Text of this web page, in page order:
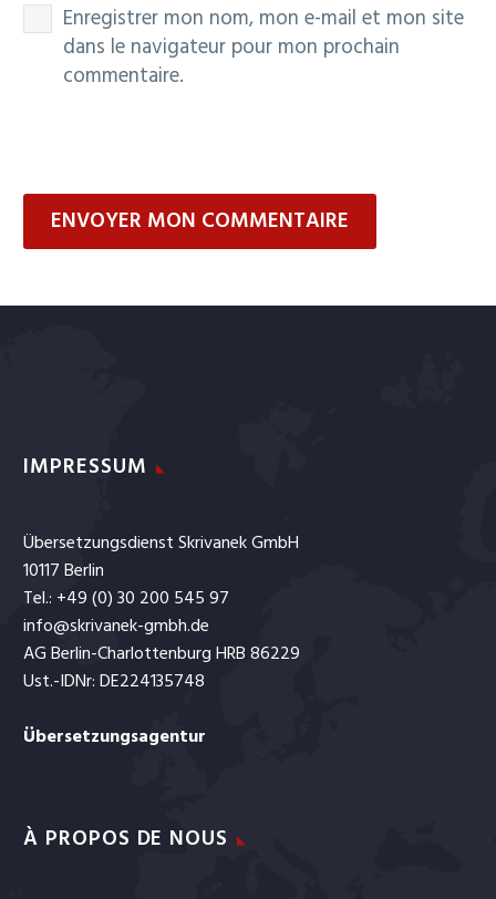
Enregistrer mon nom, mon e-mail et mon site
dans le navigateur pour mon prochain
commentaire.
ENVOYER MON COMMENTAIRE
IMPRESSUM
Übersetzungsdienst Skrivanek GmbH
10117 Berlin
Tel.: +49 (0) 30 200 545 97
info@skrivanek-gmbh.de
AG Berlin-Charlottenburg HRB 86229
Ust.-IDNr: DE224135748
Übersetzungsagentur
À PROPOS DE NOUS